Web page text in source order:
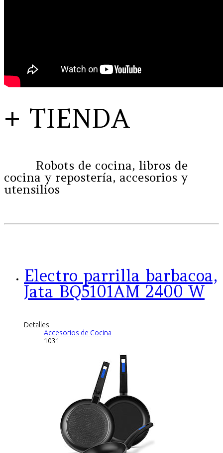
+ TIENDA
Robots de cocina, libros de
cocina y repostería, accesorios y
utensilios
Electro parrilla barbacoa,
Jata BQ5101AM 2400 W
Detalles
Accesorios de Cocina
1031